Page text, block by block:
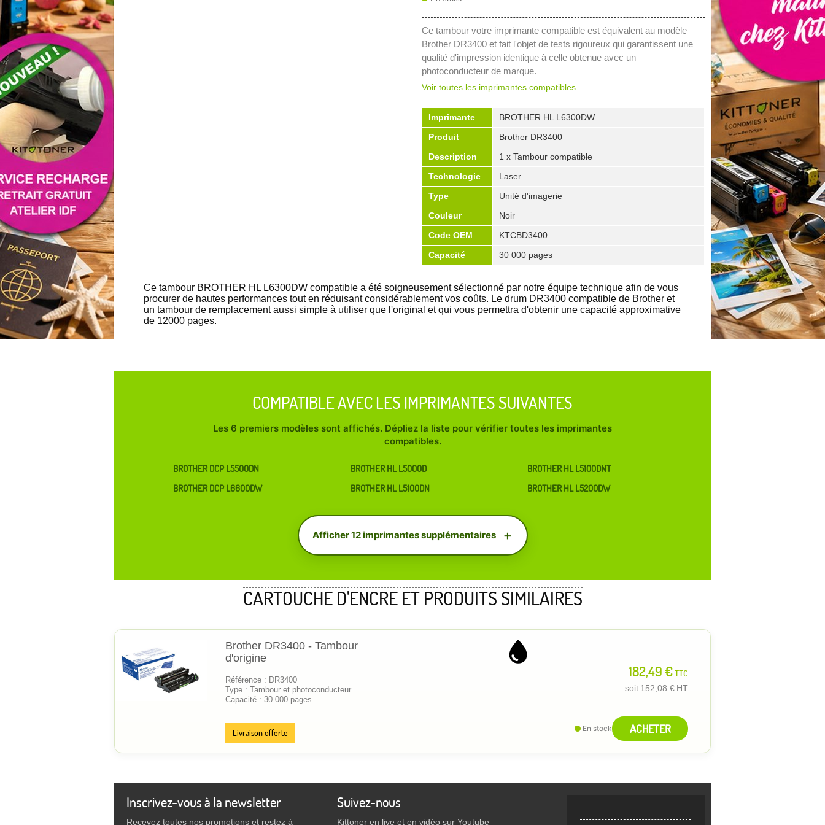
Ce tambour votre imprimante compatible est équivalent au modèle
Brother DR3400 et fait l'objet de tests rigoureux qui garantissent une
qualité d'impression identique à celle obtenue avec un
photoconducteur de marque.
Voir toutes les imprimantes compatibles
Imprimante
BROTHER HL L6300DW
Produit
Brother DR3400
Description
1 x Tambour compatible
Technologie
Laser
Type
Unité d'imagerie
Couleur
Noir
Code OEM
KTCBD3400
Capacité
30 000 pages
Ce tambour BROTHER HL L6300DW compatible a été soigneusement sélectionné par notre équipe technique afin de vous
procurer de hautes performances tout en réduisant considérablement vos coûts. Le drum DR3400 compatible de Brother et
un tambour de remplacement aussi simple à utiliser que l'original et qui vous permettra d'obtenir une capacité approximative
de 12000 pages.
COMPATIBLE AVEC LES IMPRIMANTES SUIVANTES
Les 6 premiers modèles sont affichés. Dépliez la liste pour vérifier toutes les imprimantes
compatibles.
BROTHER DCP L5500DN
BROTHER DCP L6600DW
BROTHER HL L5000D
BROTHER HL L5100DN
BROTHER HL L5100DNT
BROTHER HL L5200DW
Afficher 12 imprimantes supplémentaires
CARTOUCHE D'ENCRE ET PRODUITS SIMILAIRES
Brother DR3400 - Tambour
d'origine
Référence : DR3400
Type : Tambour et photoconducteur
Capacité : 30 000 pages
182,49 €TTC
soit 152,08 € HT
Livraison offerte En stock ACHETER
Inscrivez-vous à la newsletter
Recevez toutes nos promotions et restez à
Suivez-nous
Kittoner en live et en vidéo sur Youtube